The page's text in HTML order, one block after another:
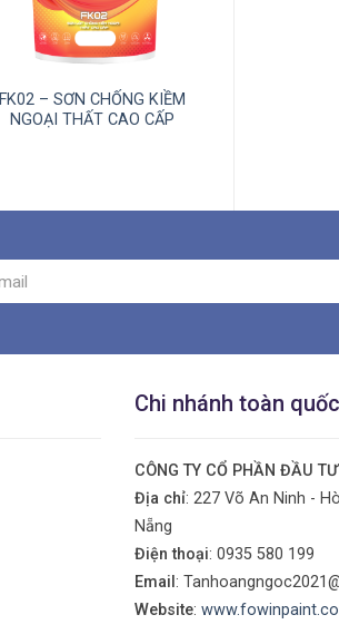
FK02 – SƠN CHỐNG KIỀM
NGOẠI THẤT CAO CẤP
Chi nhánh toàn quốc
CÔNG TY CỔ PHẦN ĐẦU
Địa chỉ: 227 Võ An Ninh -
Nẵng
Điện thoại: 0935 580 199
Email :
Website: